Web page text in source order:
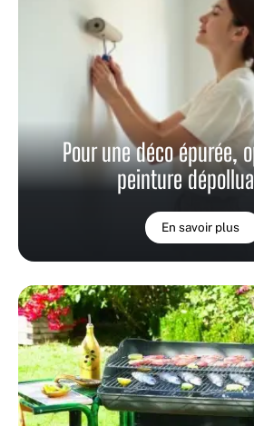
Pour une déco épurée,
peinture
En savoir plus